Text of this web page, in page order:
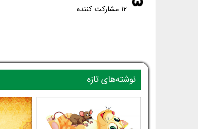
۱۲ مشارکت کننده
نوشته‌های تازه